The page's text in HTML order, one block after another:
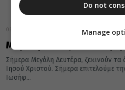
06 Απριλίου 2026
Μεγάλη Δευτέρα: Ποιο
Σήμερα Μεγάλη Δευτέρα, ξεκινούν
Ιησού Χριστού. Σήμερα επιτελούμε
Ιωσήφ...
Do not
Manage